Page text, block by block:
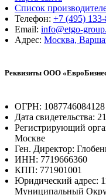
Список
Телефон: +7 (495)
Email: info@etgo-
Адрес: Москва,
Реквизиты ООО
ОГРН: 1087746084128
Дата свидетельства:
Регистрирующий
Москве
Ген. Директор:
ИНН: 7719666360
КПП: 771901001
Юридический адрес:
Муниципальный